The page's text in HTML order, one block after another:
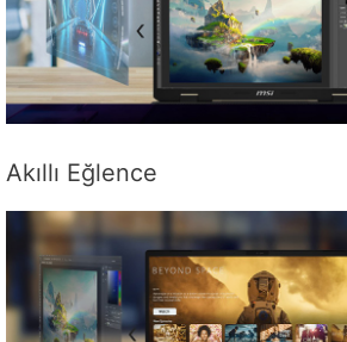
Akıllı Eğlence